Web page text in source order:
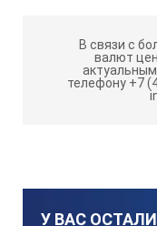
Наклонный 2-х
Индикация
тестируемой
безопасность
В связи с
валют
телефону +7
У ВАС